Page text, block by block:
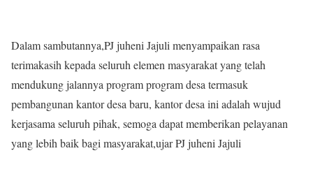
Dalam sambutannya,PJ juheni Jajuli menyampaikan rasa
terimakasih kepada seluruh elemen masyarakat yang telah
mendukung jalannya program program desa termasuk
pembangunan kantor desa baru, kantor desa ini adalah wujud
kerjasama seluruh pihak, semoga dapat memberikan pelayanan
yang lebih baik bagi masyarakat,ujar PJ juheni Jajuli